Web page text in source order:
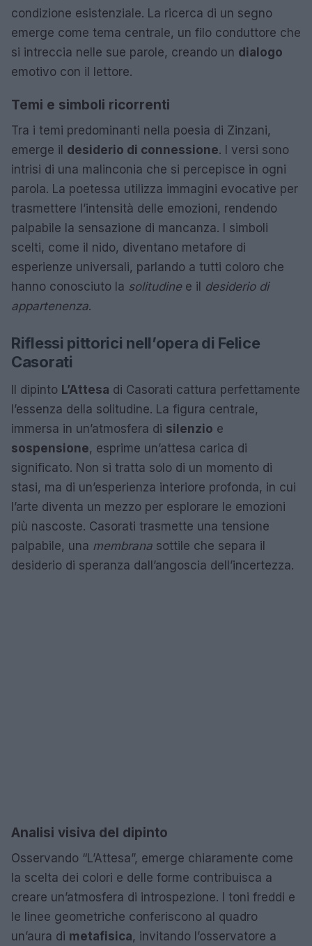
condizione esistenziale. La ricerca di un segno
emerge come tema centrale, un filo conduttore che
si intreccia nelle sue parole, creando un dialogo
emotivo con il lettore.
Temi e simboli ricorrenti
Tra i temi predominanti nella poesia di Zinzani,
emerge il desiderio di connessione. I versi sono
intrisi di una malinconia che si percepisce in ogni
parola. La poetessa utilizza immagini evocative per
trasmettere l’intensità delle emozioni, rendendo
palpabile la sensazione di mancanza. I simboli
scelti, come il nido, diventano metafore di
esperienze universali, parlando a tutti coloro che
hanno conosciuto la solitudinee il desiderio di
appartenenza.
Riflessi pittorici nell’opera di Felice
Casorati
Il dipinto L’Attesa di Casorati cattura perfettamente
l’essenza della solitudine. La figura centrale,
immersa in un’atmosfera di silenzio e
sospensione, esprime un’attesa carica di
significato. Non si tratta solo di un momento di
stasi, ma di un’esperienza interiore profonda, in cui
l’arte diventa un mezzo per esplorare le emozioni
più nascoste. Casorati trasmette una tensione
palpabile, una membrana sottile che separa il
desiderio di speranza dall’angoscia dell’incertezza.
Analisi visiva del dipinto
Osservando “L’Attesa”, emerge chiaramente come
la scelta dei colori e delle forme contribuisca a
creare un’atmosfera di introspezione. I toni freddi e
le linee geometriche conferiscono al quadro
un’aura di metafisica, invitando l’osservatore a